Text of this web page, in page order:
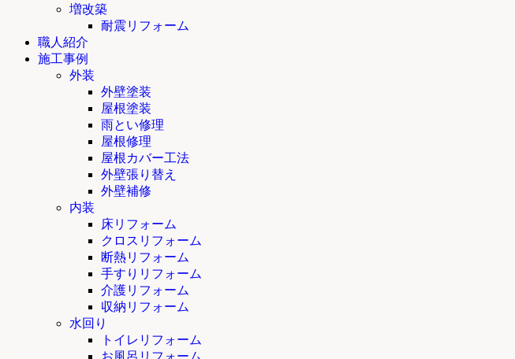
増改築
耐震リフォーム
職人紹介
施工事例
外装
外壁塗装
屋根塗装
雨とい修理
屋根修理
屋根カバー工法
外壁張り替え
外壁補修
内装
床リフォーム
クロスリフォーム
断熱リフォーム
手すりリフォーム
介護リフォーム
収納リフォーム
水回り
トイレリフォーム
お風呂リフォーム